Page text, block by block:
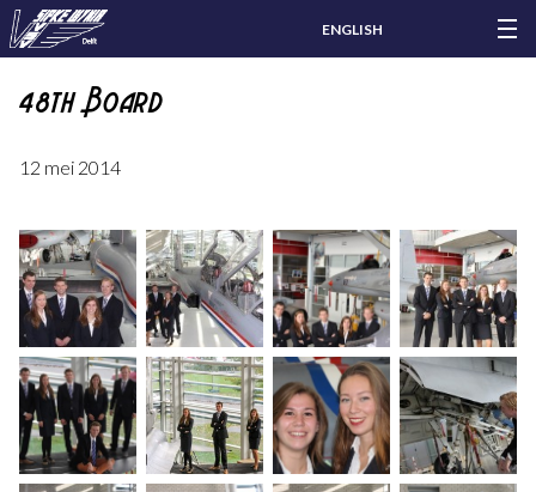
ENGLISH
48th Board
12 mei 2014